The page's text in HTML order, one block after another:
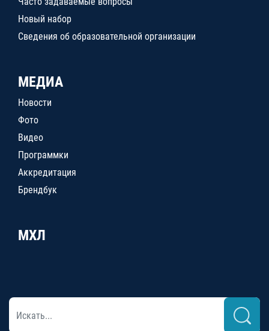
Новый набор
Сведения об образовательной организации
МЕДИА
Новости
Фото
Видео
Программки
Аккредитация
Брендбук
МХЛ